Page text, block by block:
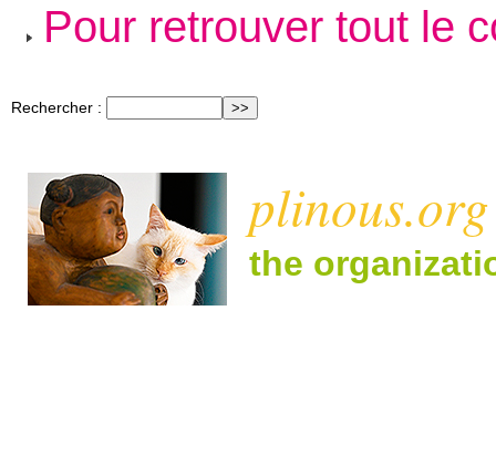
Pour retrouver tout le
Rechercher :
plinous.org
the